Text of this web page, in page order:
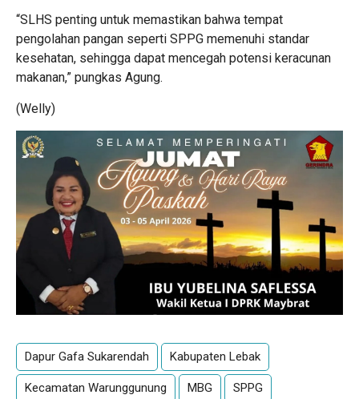
“SLHS penting untuk memastikan bahwa tempat
pengolahan pangan seperti SPPG memenuhi standar
kesehatan, sehingga dapat mencegah potensi keracunan
makanan,” pungkas Agung.
(Welly)
Dapur Gafa Sukarendah Kabupaten Lebak
Kecamatan Warunggunung MBG SPPG